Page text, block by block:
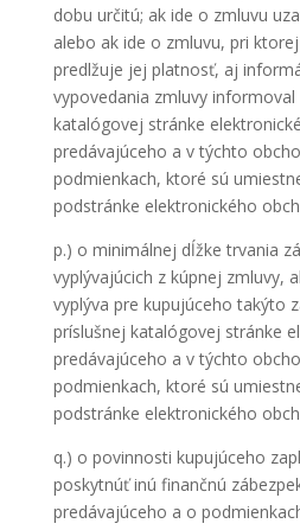
dobu určitú; ak ide o zmluvu
alebo ak ide o zmluvu, pri
predlžuje jej platnosť, aj
vypovedania zmluvy informoval
katalógovej stránke
predávajúceho a v týchto
podmienkach, ktoré sú
podstránke elektronického
p.) o minimálnej dĺžke trvania
vyplývajúcich z kúpnej zmluvy,
vyplýva pre kupujúceho takýto
príslušnej katalógovej stránke
predávajúceho a v týchto
podmienkach, ktoré sú
podstránke elektronického
q.) o povinnosti kupujúceho
poskytnúť inú finančnú
predávajúceho a o